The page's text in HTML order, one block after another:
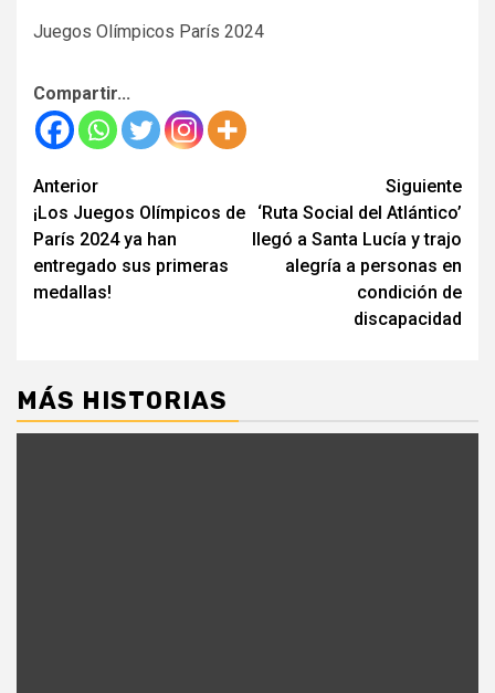
Juegos Olímpicos París 2024
Compartir...
Seguir
leyendo
Anterior
¡Los Juegos Olímpicos de
París 2024 ya han
entregado sus primeras
medallas!
Siguiente
‘Ruta Social del Atlántico’
llegó a Santa Lucía y trajo
alegría a personas en
condición de
discapacidad
MÁS HISTORIAS